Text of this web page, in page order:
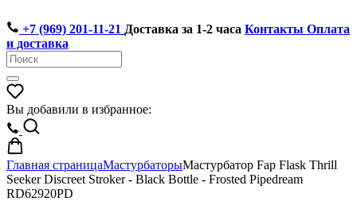
+7 (969) 201-11-21 Доставка за 1-2 часа Контакты Оплата
и доставка
Вы добавили в избранное:
Главная страницаМастурбаторыМастурбатор Fap Flask Thrill
Seeker Discreet Stroker - Black Bottle - Frosted Pipedream
RD62920PD